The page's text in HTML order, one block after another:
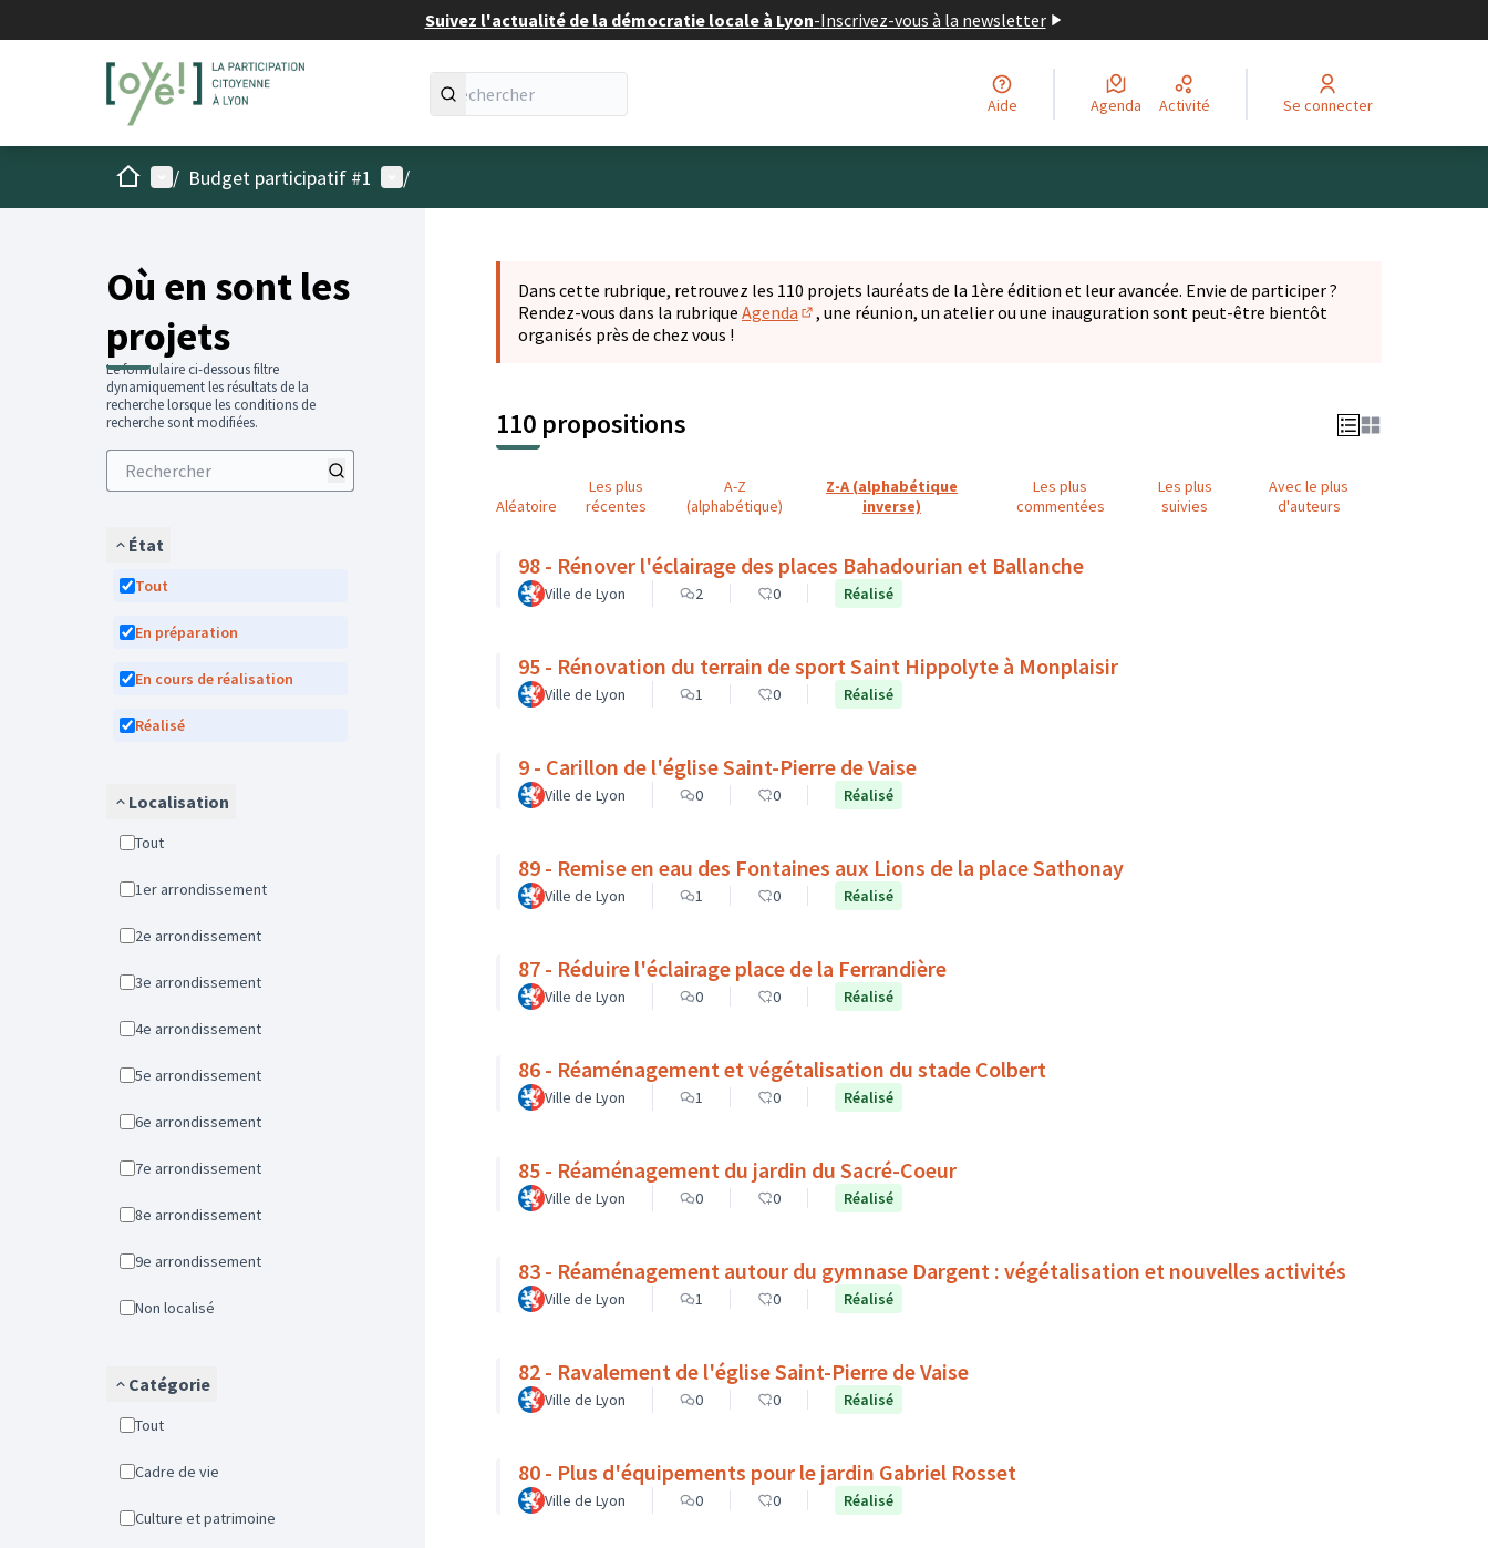
Suivez l'actualité de la démocratie locale à Lyon-Inscrivez-vous à la newsletter
Aide Agenda Activité Se connecter
AccueilMenu principal
/ Budget participatif #1 Menu utilisateur
/
Où en sont les
projets
Le formulaire ci-dessous filtre
dynamiquement les résultats de la
recherche lorsque les conditions de
recherche sont modifiées.
État
Tout
En préparation
En cours de réalisation
Réalisé
Localisation
Tout
1er arrondissement
2e arrondissement
3e arrondissement
4e arrondissement
5e arrondissement
6e arrondissement
7e arrondissement
8e arrondissement
9e arrondissement
Non localisé
Catégorie
Tout
Cadre de vie
Culture et patrimoine
Dans cette rubrique, retrouvez les 110 projets lauréats de la 1ère édition et leur avancée. Envie de participer ?
Rendez-vous dans la rubrique Agenda
(S'ouvre dans un nouvel onglet)
, une réunion, un atelier ou une inauguration sont peut-être bientôt
organisés près de chez vous !
110 propositions
Aléatoire
Les plus
récentes
A-Z
(alphabétique)
Z-A (alphabétique
inverse)
Les plus
commentées
Les plus
suivies
Avec le plus
d'auteurs
98 - Rénover l'éclairage des places Bahadourian et Ballanche
Ville de Lyon 2 0 Réalisé
95 - Rénovation du terrain de sport Saint Hippolyte à Monplaisir
Ville de Lyon 1 0 Réalisé
9 - Carillon de l'église Saint-Pierre de Vaise
Ville de Lyon 0 0 Réalisé
89 - Remise en eau des Fontaines aux Lions de la place Sathonay
Ville de Lyon 1 0 Réalisé
87 - Réduire l'éclairage place de la Ferrandière
Ville de Lyon 0 0 Réalisé
86 - Réaménagement et végétalisation du stade Colbert
Ville de Lyon 1 0 Réalisé
85 - Réaménagement du jardin du Sacré-Coeur
Ville de Lyon 0 0 Réalisé
83 - Réaménagement autour du gymnase Dargent : végétalisation et nouvelles activités
Ville de Lyon 1 0 Réalisé
82 - Ravalement de l'église Saint-Pierre de Vaise
Ville de Lyon 0 0 Réalisé
80 - Plus d'équipements pour le jardin Gabriel Rosset
Ville de Lyon 0 0 Réalisé